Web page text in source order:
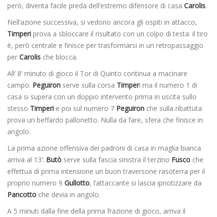
però, diventa facile preda dell’estremo difensore di casa Carolis.
Nell’azione successiva, si vedono ancora gli ospiti in attacco,
Timperi prova a sbloccare il risultato con un colpo di testa: il tiro
è, però centrale e finisce per trasformarsi in un retropassaggio
per Carolis che blocca.
All’ 8’ minuto di gioco il Tor di Quinto continua a macinare
campo: Peguiron serve sulla corsa Timperi ma il numero 1 di
casa si supera con un doppio intervento prima in uscita sullo
stesso Timperi e poi sul numero 7 Peguiron che sulla ribattuta
prova un beffardo pallonetto. Nulla da fare, sfera che finisce in
angolo.
La prima azione offensiva dei padroni di casa in maglia bianca
arriva al 13’: Butò serve sulla fascia sinistra il terzino Fusco che
effettua di prima intensione un buon traversone rasoterra per il
proprio numero 9 Gullotto, l’attaccante si lascia ipnotizzare da
Pancotto che devia in angolo.
A 5 minuti dalla fine della prima frazione di gioco, arriva il